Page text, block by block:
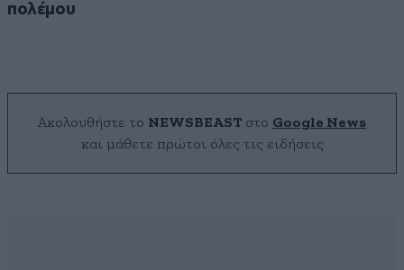
πολέμου
Ακολουθήστε το NEWSBEAST στο Google News
και μάθετε πρώτοι όλες τις ειδήσεις